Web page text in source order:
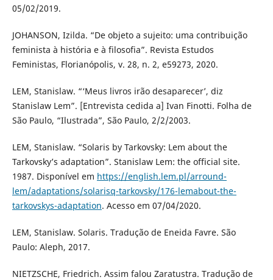
05/02/2019.
JOHANSON, Izilda. “De objeto a sujeito: uma contribuição
feminista à história e à filosofia”. Revista Estudos
Feministas, Florianópolis, v. 28, n. 2, e59273, 2020.
LEM, Stanislaw. “‘Meus livros irão desaparecer’, diz
Stanislaw Lem”. [Entrevista cedida a] Ivan Finotti. Folha de
São Paulo, “Ilustrada”, São Paulo, 2/2/2003.
LEM, Stanislaw. “Solaris by Tarkovsky: Lem about the
Tarkovsky’s adaptation”. Stanislaw Lem: the official site.
1987. Disponível em https://english.lem.pl/arround-
lem/adaptations/solarisq-tarkovsky/176-lemabout-the-
tarkovskys-adaptation. Acesso em 07/04/2020.
LEM, Stanislaw. Solaris. Tradução de Eneida Favre. São
Paulo: Aleph, 2017.
NIETZSCHE, Friedrich. Assim falou Zaratustra. Tradução de